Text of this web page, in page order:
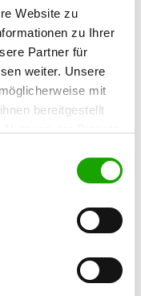
Website zu
zu Ihrer
Partner für
weiter. Unsere
mit
bereitgestellt
weiterhin nutzen.
9